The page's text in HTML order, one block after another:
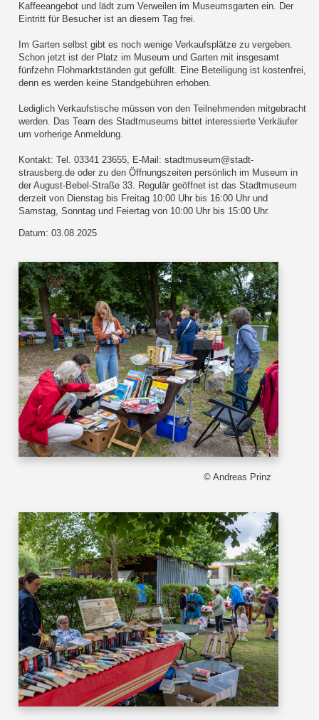
Kaffeeangebot und lädt zum Verweilen im Museumsgarten ein. Der
Eintritt für Besucher ist an diesem Tag frei.
Im Garten selbst gibt es noch wenige Verkaufsplätze zu vergeben.
Schon jetzt ist der Platz im Museum und Garten mit insgesamt
fünfzehn Flohmarktständen gut gefüllt. Eine Beteiligung ist kostenfrei,
denn es werden keine Standgebühren erhoben.
Lediglich Verkaufstische müssen von den Teilnehmenden mitgebracht
werden. Das Team des Stadtmuseums bittet interessierte Verkäufer
um vorherige Anmeldung.
Kontakt: Tel. 03341 23655, E-Mail: stadtmuseum@stadt-
strausberg.de oder zu den Öffnungszeiten persönlich im Museum in
der August-Bebel-Straße 33. Regulär geöffnet ist das Stadtmuseum
derzeit von Dienstag bis Freitag 10:00 Uhr bis 16:00 Uhr und
Samstag, Sonntag und Feiertag von 10:00 Uhr bis 15:00 Uhr.
Datum: 03.08.2025
© Andreas Prinz